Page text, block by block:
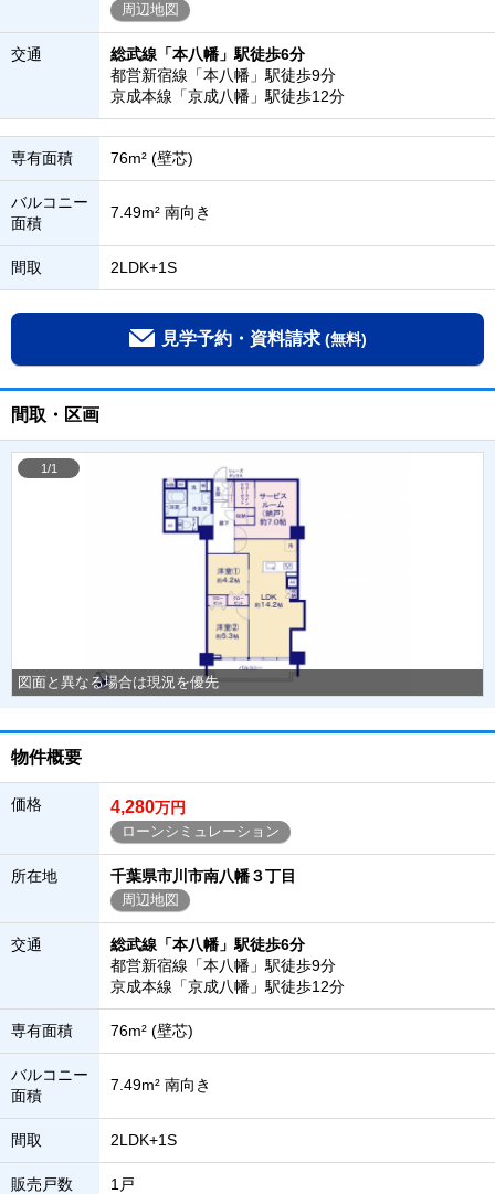
周辺地図
交通
総武線「本八幡」駅徒歩6分
都営新宿線「本八幡」駅徒歩9分
京成本線「京成八幡」駅徒歩12分
専有面積 76m² (壁芯)
バルコニー
面積
7.49m² 南向き
間取 2LDK+1S
見学予約・資料請求 (無料)
間取・区画
図面と異なる場合は現況を優先
1/1
物件概要
価格 4,280万円
ローンシミュレーション
所在地 千葉県市川市南八幡３丁目
周辺地図
交通
総武線「本八幡」駅徒歩6分
都営新宿線「本八幡」駅徒歩9分
京成本線「京成八幡」駅徒歩12分
専有面積 76m² (壁芯)
バルコニー
面積
7.49m² 南向き
間取 2LDK+1S
販売戸数 1戸